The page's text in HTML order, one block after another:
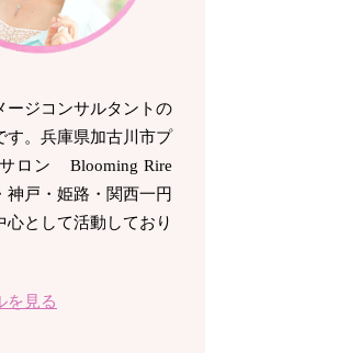
ージコンサルタントの
す。兵庫県加古川市プ
ロン Blooming Rire
神戸・姫路・関西一円
心として活動しており
を見る